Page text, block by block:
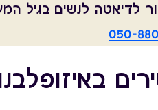
לדיאטה לנשים בגיל
050-